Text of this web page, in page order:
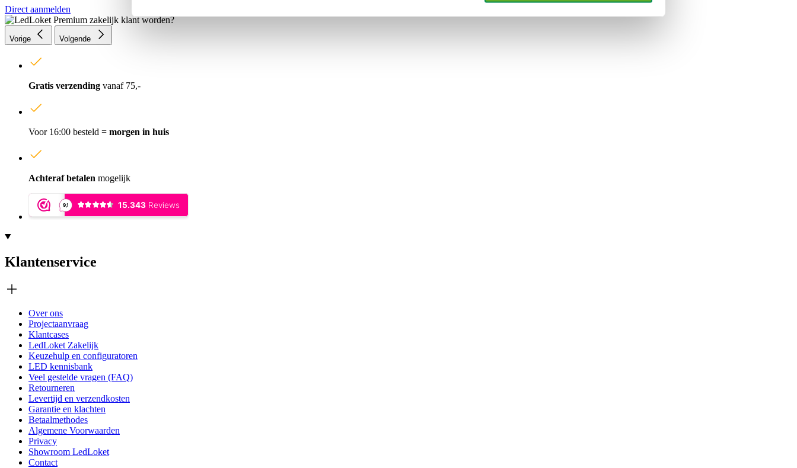
Direct aanmelden
Vorige Volgende
Gratis verzending vanaf 75,-
Voor 16:00 besteld = morgen in huis
Achteraf betalen mogelijk
Klantenservice
Over ons
Projectaanvraag
Klantcases
LedLoket Zakelijk
Keuzehulp en configuratoren
LED kennisbank
Veel gestelde vragen (FAQ)
Retourneren
Levertijd en verzendkosten
Garantie en klachten
Betaalmethodes
Algemene Voorwaarden
Privacy
Showroom LedLoket
Contact